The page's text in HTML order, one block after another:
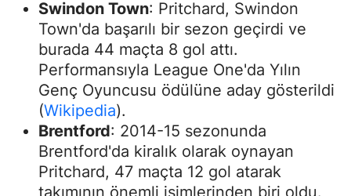
Swindon Town: Pritchard, Swindon
Town'da başarılı bir sezon geçirdi ve
burada 44 maçta 8 gol attı.
Performansıyla League One'da Yılın
Genç Oyuncusu ödülüne aday gösterildi​
(Wikipedia)​.
Brentford: 2014-15 sezonunda
Brentford'da kiralık olarak oynayan
Pritchard, 47 maçta 12 gol atarak
takımının önemli isimlerinden biri oldu.